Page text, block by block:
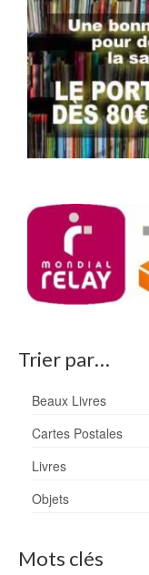
Trier par…
Beaux Livres
Cartes Postales
Livres
Objets
Mots clés